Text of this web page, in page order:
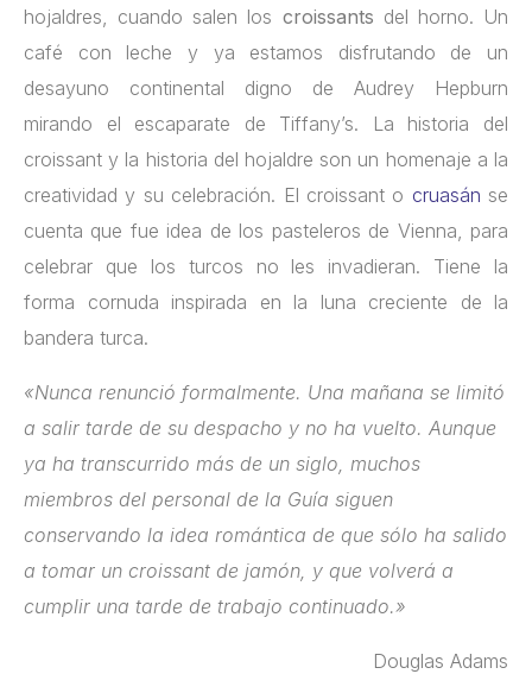
hojaldres, cuando salen los croissants del horno. Un
café con leche y ya estamos disfrutando de un
desayuno continental digno de Audrey Hepburn
mirando el escaparate de Tiffany’s. La historia del
croissant y la historia del hojaldre son un homenaje a la
creatividad y su celebración. El croissant o cruasán se
cuenta que fue idea de los pasteleros de Vienna, para
celebrar que los turcos no les invadieran. Tiene la
forma cornuda inspirada en la luna creciente de la
bandera turca.
«Nunca renunció formalmente. Una mañana se limitó
a salir tarde de su despacho y no ha vuelto. Aunque
ya ha transcurrido más de un siglo, muchos
miembros del personal de la Guía siguen
conservando la idea romántica de que sólo ha salido
a tomar un croissant de jamón, y que volverá a
cumplir una tarde de trabajo continuado.»
Douglas Adams